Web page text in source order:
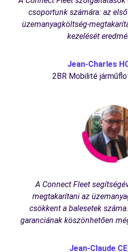
csoportunk számára: az
üzemanyagköltség-
kezelését
Jean-Charles
2BR Mobilité
A Connect Fleet
megtakarítani az
csökkent a balesetek
garanciának köszönhetően
Jean-Claude